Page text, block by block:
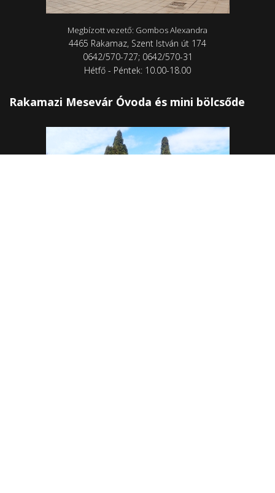
Megbízott vezető: Gombos Alexandra
4465 Rakamaz, Szent István út 174
0642/570-727; 0642/570-31
Hétfő - Péntek: 10.00-18.00
Rakamazi Mesevár Óvoda és mini bölcsőde